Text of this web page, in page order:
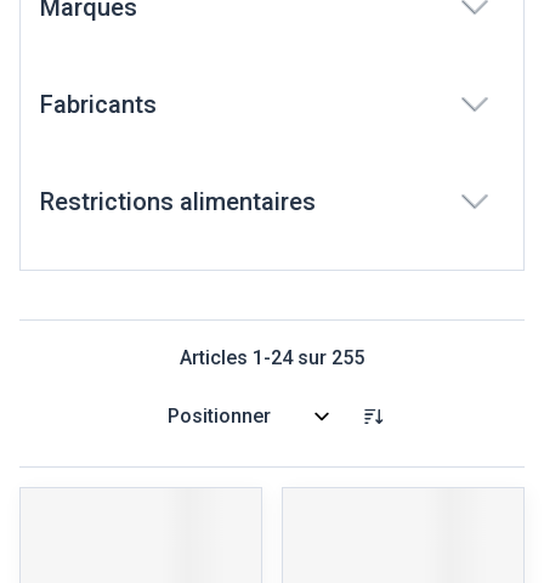
Marques
Fabricants
Restrictions alimentaires
Articles 1 -24sur 255
Trier par: